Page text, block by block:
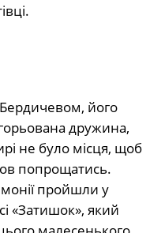
його
дружина,
не було місця, щоб
попрощатись.
пройшли у
«Затишок», який